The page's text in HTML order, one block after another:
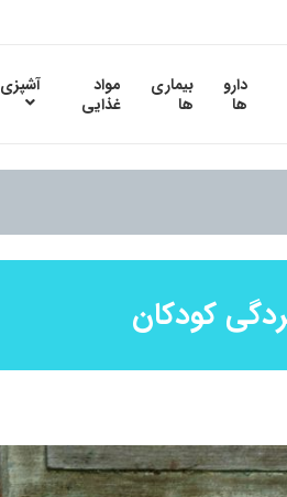
دارو
ها
بیماری
ها
مواد
غذایی
آشپزی
کودکان